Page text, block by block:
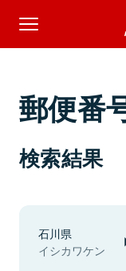
郵便番
検索結果
石川県
イシカワケン